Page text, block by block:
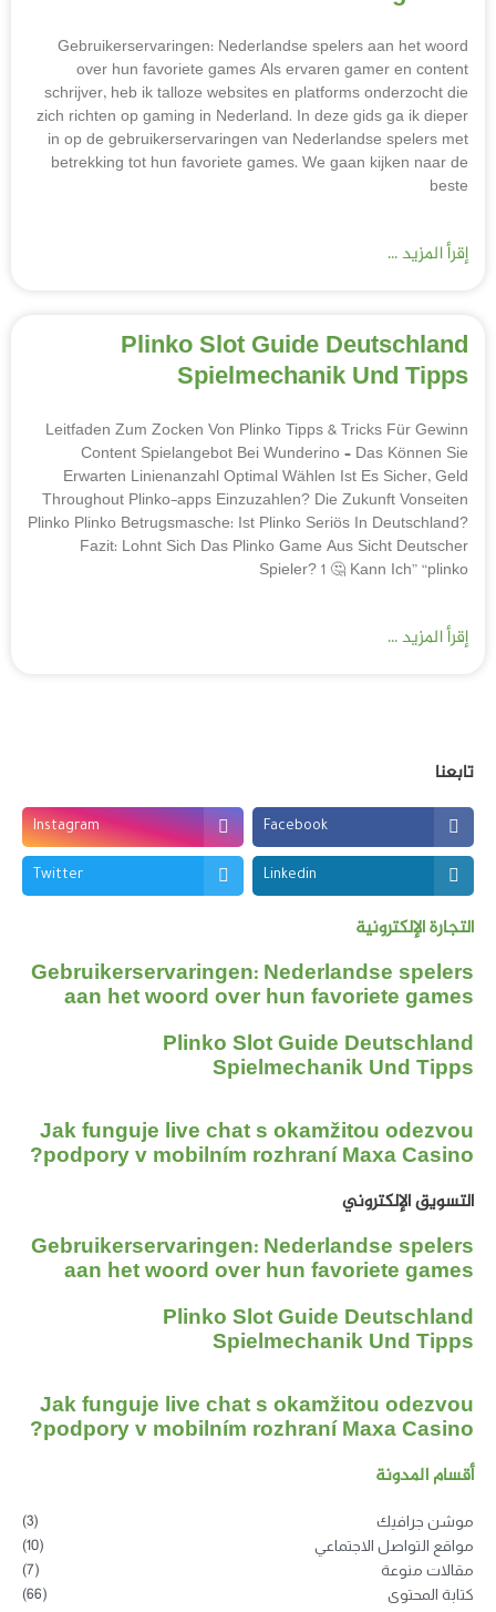
Gebruikerservaringen: Nederlandse spelers aan het woord
over hun favoriete games Als ervaren gamer en content
schrijver, heb ik talloze websites en platforms onderzocht die
zich richten op gaming in Nederland. In deze gids ga ik dieper
in op de gebruikerservaringen van Nederlandse spelers met
betrekking tot hun favoriete games. We gaan kijken naar de
beste
إقرأ المزيد ...
Plinko Slot Guide Deutschland
Spielmechanik Und Tipps
Leitfaden Zum Zocken Von Plinko Tipps & Tricks Für Gewinn
Content Spielangebot Bei Wunderino – Das Können Sie
Erwarten Linienanzahl Optimal Wählen Ist Es Sicher, Geld
Throughout Plinko-apps Einzuzahlen? Die Zukunft Vonseiten
Plinko Plinko Betrugsmasche: Ist Plinko Seriös In Deutschland?
Fazit: Lohnt Sich Das Plinko Game Aus Sicht Deutscher
Spieler? 1 🤔 Kann Ich” “plinko
إقرأ المزيد ...
تابعنا
Facebook
Instagram
Linkedin
Twitter
التجارة الإلكترونية
Gebruikerservaringen: Nederlandse spelers
aan het woord over hun favoriete games
Plinko Slot Guide Deutschland
Spielmechanik Und Tipps
Jak funguje live chat s okamžitou odezvou
podpory v mobilním rozhraní Maxa Casino?
التسويق الإلكتروني
Gebruikerservaringen: Nederlandse spelers
aan het woord over hun favoriete games
Plinko Slot Guide Deutschland
Spielmechanik Und Tipps
Jak funguje live chat s okamžitou odezvou
podpory v mobilním rozhraní Maxa Casino?
أقسام المدونة
كتابة المحتوى (66)
مقالات منوعة (7)
مواقع التواصل الاجتماعي (10)
موشن جرافيك (3)